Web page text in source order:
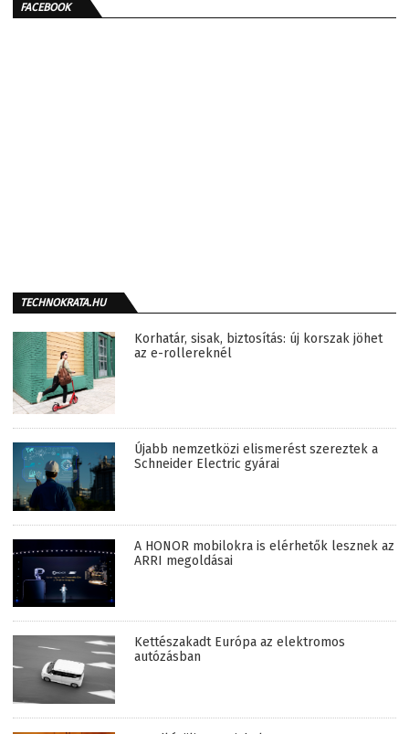
FACEBOOK
TECHNOKRATA.HU
Korhatár, sisak, biztosítás: új korszak jöhet
az e-rollereknél
Újabb nemzetközi elismerést szereztek a
Schneider Electric gyárai
A HONOR mobilokra is elérhetők lesznek az
ARRI megoldásai
Kettészakadt Európa az elektromos
autózásban